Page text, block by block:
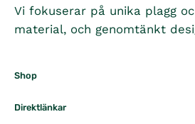
Vi fokuserar på unika plagg
material, och genomtänkt
Shop
Direktlänkar